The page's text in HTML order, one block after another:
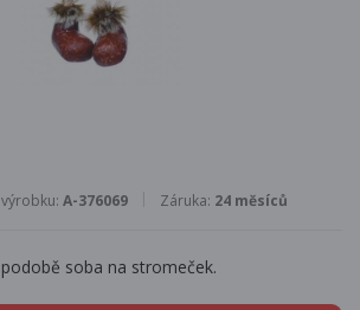
A-376069 Záruka: 24 měsíců
soba na stromeček.